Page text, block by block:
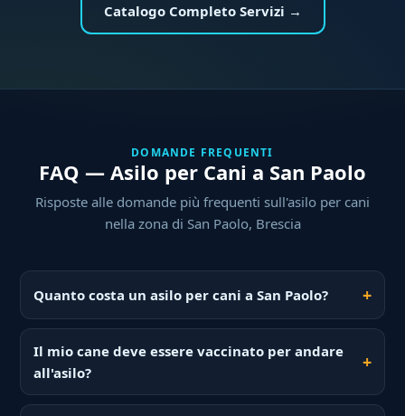
Catalogo Completo Servizi →
DOMANDE FREQUENTI
FAQ — Asilo per Cani a San Paolo
Risposte alle domande più frequenti sull'asilo per cani
nella zona di San Paolo, Brescia
Quanto costa un asilo per cani a San Paolo?
Il mio cane deve essere vaccinato per andare
all'asilo?